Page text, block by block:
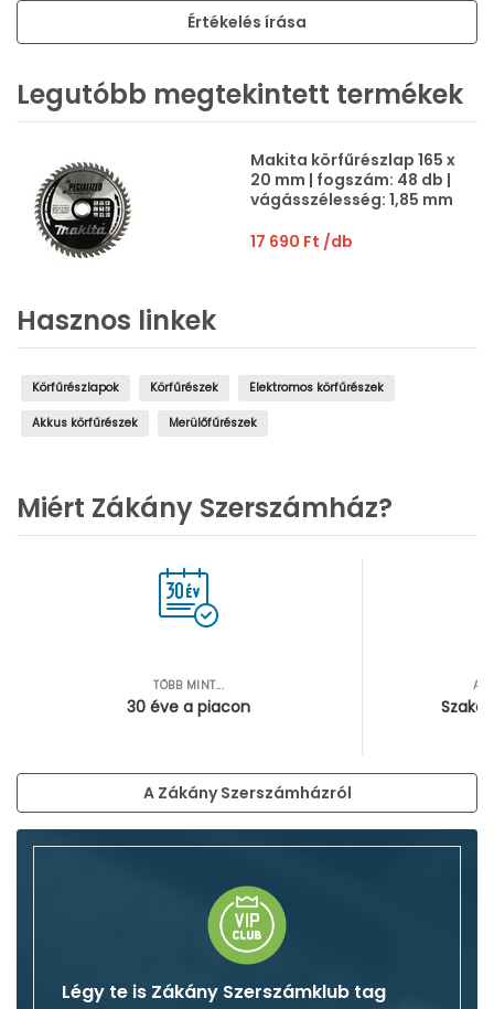
Értékelés írása
Legutóbb megtekintett termékek
Makita körfűrészlap 165 x
20 mm | fogszám: 48 db |
vágásszélesség: 1,85 mm
17 690 Ft /db
Hasznos linkek
Körfűrészlapok Körfűrészek Elektromos körfűrészek
Akkus körfűrészek Merülőfűrészek
Miért Zákány Szerszámház?
TÖBB MINT...
30 éve a piacon
A Zákány Szerszámházról
Légy te is Zákány Szerszámklub tag